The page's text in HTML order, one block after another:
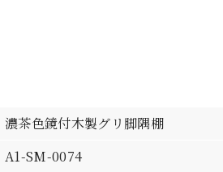
濃茶色鏡付木製グリ脚隅棚
A1-SM-0074